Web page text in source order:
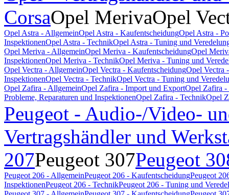
CorsaOpel MerivaOpel
Opel Astra - AllgemeinOpel Astra - KaufentscheidungOpel Astra -
InspektionenOpel Astra - TechnikOpel Astra - Tuning und
Opel Meriva - AllgemeinOpel Meriva - KaufentscheidungOpel
InspektionenOpel Meriva - TechnikOpel Meriva - Tuning und
Opel Vectra - AllgemeinOpel Vectra - KaufentscheidungOpel Vectra
InspektionenOpel Vectra - TechnikOpel Vectra - Tuning und
Opel Zafira - AllgemeinOpel Zafira - Import und ExportOpel Zafira -
Probleme, Reparaturen und InspektionenOpel Zafira - TechnikOpel
Peugeot - Audio-/Video-
Vertragshändler und
207Peugeot 307Peugeot
Peugeot 206 - AllgemeinPeugeot 206 - KaufentscheidungPeugeot
InspektionenPeugeot 206 - TechnikPeugeot 206 - Tuning und